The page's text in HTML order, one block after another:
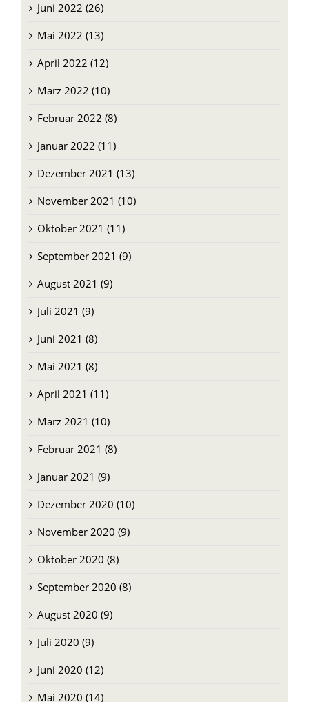
Juni 2022 (26)
Mai 2022 (13)
April 2022 (12)
März 2022 (10)
Februar 2022 (8)
Januar 2022 (11)
Dezember 2021 (13)
November 2021 (10)
Oktober 2021 (11)
September 2021 (9)
August 2021 (9)
Juli 2021 (9)
Juni 2021 (8)
Mai 2021 (8)
April 2021 (11)
März 2021 (10)
Februar 2021 (8)
Januar 2021 (9)
Dezember 2020 (10)
November 2020 (9)
Oktober 2020 (8)
September 2020 (8)
August 2020 (9)
Juli 2020 (9)
Juni 2020 (12)
Mai 2020 (14)